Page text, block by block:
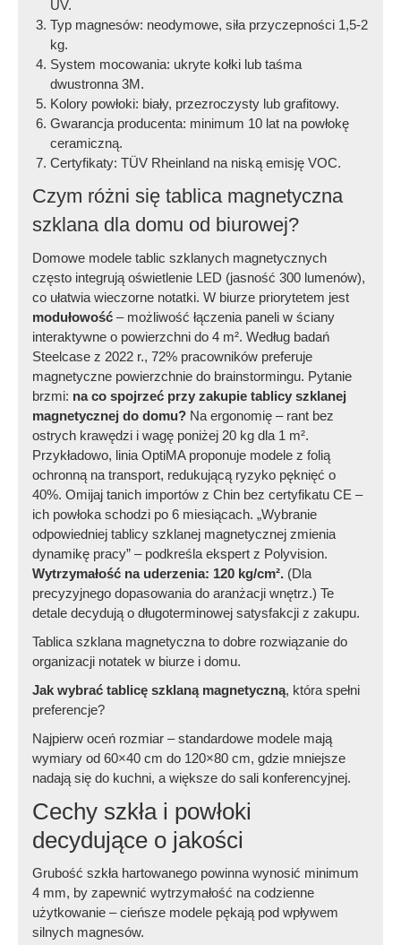
UV.
Typ magnesów: neodymowe, siła przyczepności 1,5-2
kg.
System mocowania: ukryte kołki lub taśma
dwustronna 3M.
Kolory powłoki: biały, przezroczysty lub grafitowy.
Gwarancja producenta: minimum 10 lat na powłokę
ceramiczną.
Certyfikaty: TÜV Rheinland na niską emisję VOC.
Czym różni się tablica magnetyczna
szklana dla domu od biurowej?
Domowe modele tablic szklanych magnetycznych
często integrują oświetlenie LED (jasność 300 lumenów),
co ułatwia wieczorne notatki. W biurze priorytetem jest
modułowość – możliwość łączenia paneli w ściany
interaktywne o powierzchni do 4 m². Według badań
Steelcase z 2022 r., 72% pracowników preferuje
magnetyczne powierzchnie do brainstormingu. Pytanie
brzmi: na co spojrzeć przy zakupie tablicy szklanej
magnetycznej do domu? Na ergonomię – rant bez
ostrych krawędzi i wagę poniżej 20 kg dla 1 m².
Przykładowo, linia OptiMA proponuje modele z folią
ochronną na transport, redukującą ryzyko pęknięć o
40%. Omijaj tanich importów z Chin bez certyfikatu CE –
ich powłoka schodzi po 6 miesiącach. „Wybranie
odpowiedniej tablicy szklanej magnetycznej zmienia
dynamikę pracy” – podkreśla ekspert z Polyvision.
Wytrzymałość na uderzenia: 120 kg/cm². (Dla
precyzyjnego dopasowania do aranżacji wnętrz.) Te
detale decydują o długoterminowej satysfakcji z zakupu.
Tablica szklana magnetyczna to dobre rozwiązanie do
organizacji notatek w biurze i domu.
Jak wybrać tablicę szklaną magnetyczną, która spełni
preferencje?
Najpierw oceń rozmiar – standardowe modele mają
wymiary od 60×40 cm do 120×80 cm, gdzie mniejsze
nadają się do kuchni, a większe do sali konferencyjnej.
Cechy szkła i powłoki
decydujące o jakości
Grubość szkła hartowanego powinna wynosić minimum
4 mm, by zapewnić wytrzymałość na codzienne
użytkowanie – cieńsze modele pękają pod wpływem
silnych magnesów.